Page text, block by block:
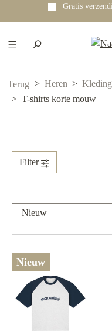
hoofdinhoud
vanaf €50,-
Terug Heren Kleding
T-shirts korte mouw
Filter
Nieuw